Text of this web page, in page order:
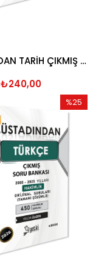
ÜSTADINDAN TARİH ÇIKMIŞ SORU BANKASI 2026
₺240,00
%25